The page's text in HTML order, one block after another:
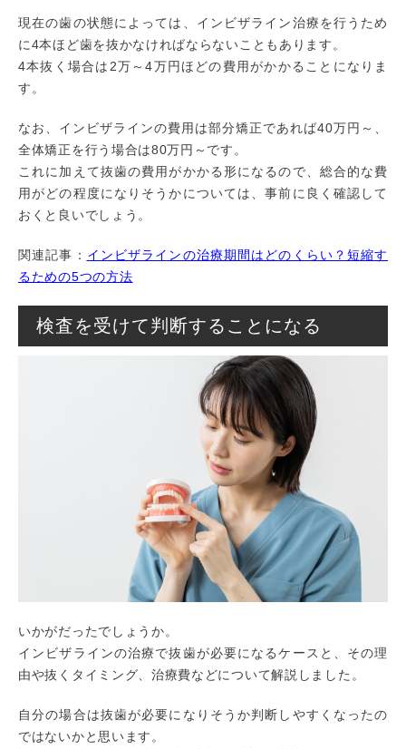
現在の歯の状態によっては、インビザライン治療を行うため
に4本ほど歯を抜かなければならないこともあります。
4本抜く場合は2万～4万円ほどの費用がかかることになりま
す。
なお、インビザラインの費用は部分矯正であれば40万円～、
全体矯正を行う場合は80万円～です。
これに加えて抜歯の費用がかかる形になるので、総合的な費
用がどの程度になりそうかについては、事前に良く確認して
おくと良いでしょう。
関連記事： インビザラインの治療期間はどのくらい？短縮す
るための5つの方法
検査を受けて判断することになる
いかがだったでしょうか。
インビザラインの治療で抜歯が必要になるケースと、その理
由や抜くタイミング、治療費などについて解説しました。
自分の場合は抜歯が必要になりそうか判断しやすくなったの
ではないかと思います。